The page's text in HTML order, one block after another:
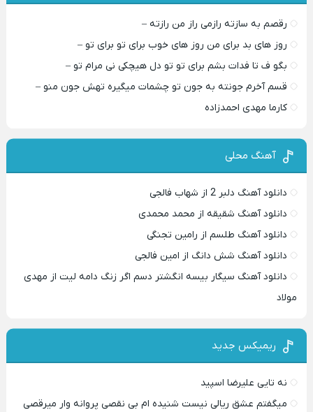
رقصم به سازته رازمی راز من رازته –
روز های بد برای من روز های خوب برای تو برای تو –
بگو ف تا فدات بشم برای تو تو دل هیچکی نی مرام تو –
قسم آخرم جونته به جون تو چشمات میگیره تهش جون منو –
کارما مهدی احمدزاده
آهنگ محلی
دانلود آهنگ دلبر 2 از شهاب فالجی
دانلود آهنگ شقیقه از محمد محمدی
دانلود آهنگ طلسم از رامین تجنگی
دانلود آهنگ شش دانگ از امین فالجی
دانلود آهنگ سیگار بیسه انگشتر دسم اگر زنگ دامه لیت از مهدی
مولاد
ریمیکس جدید
نه تایی علیرضا اسپید
میگفتم عشق ریالی نیست شنیده ام بی نقصی پروانه وار میرقصی